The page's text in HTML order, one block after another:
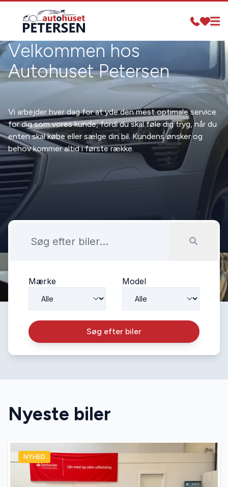
Velkommen hos
Autohuset Petersen
Vi arbejder hver dag for at yde den mest optimale service
for dig som vores kunde, fordi du skal føle dig tryg, når du
enten skal købe eller sælge din bil. Kundens ønsker og
behov kommer altid i første række.
Mærke Model
Søg efter biler
Nyeste biler
NYHED